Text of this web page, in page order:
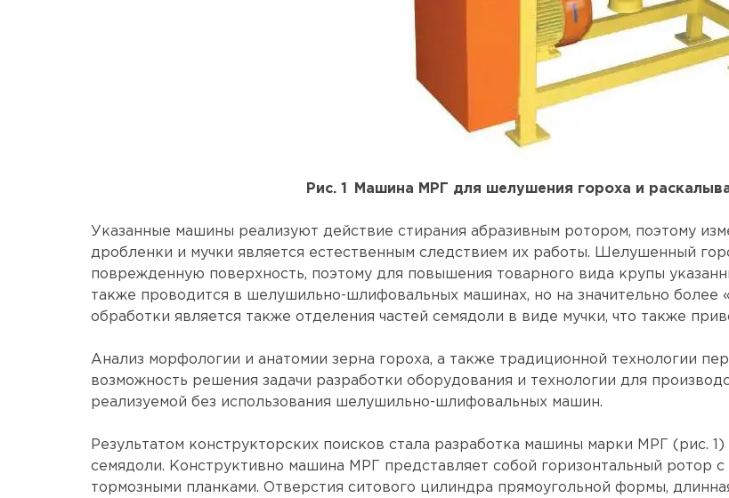
Рис. 1 Машина МРГ для шелушения гороха и
Указанные машины реализуют действие стирания абразивным ротором, поэтому
дробленки и мучки является естественным следствием их работы. Шелушенный
поврежденную поверхность, поэтому для повышения товарного вида крупы
также проводится в шелушильно-шлифовальных машинах, но на значительно более
обработки является также отделения частей семядоли в виде мучки, что также
Анализ морфологии и анатомии зерна гороха, а также традиционной технологии
возможность решения задачи разработки оборудования и технологии для
реализуемой без использования шелушильно-шлифовальных машин.
Результатом конструкторских поисков стала разработка машины марки МPГ (рис.
семядоли. Конструктивно машина МРГ представляет собой горизонтальный ротор
тормозными планками. Отверстия ситового цилиндра прямоугольной формы,